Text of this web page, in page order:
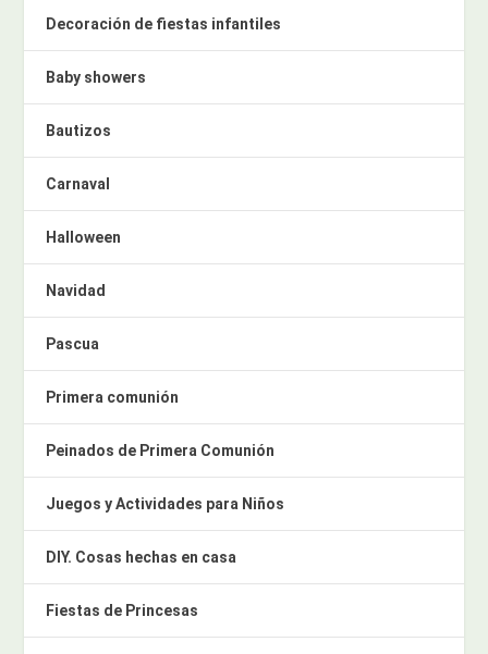
Decoración de fiestas infantiles
Baby showers
Bautizos
Carnaval
Halloween
Navidad
Pascua
Primera comunión
Peinados de Primera Comunión
Juegos y Actividades para Niños
DIY. Cosas hechas en casa
Fiestas de Princesas